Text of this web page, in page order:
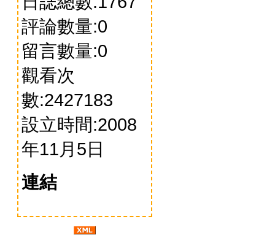
評論數量:0
留言數量:0
觀看次
數:2427183
設立時間:2008
年11月5日
連結